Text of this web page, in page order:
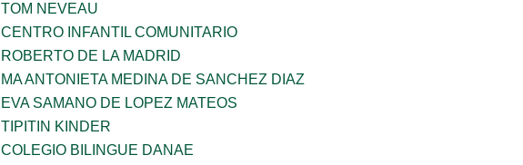
TOM NEVEAU
CENTRO INFANTIL COMUNITARIO
ROBERTO DE LA MADRID
MA ANTONIETA MEDINA DE SANCHEZ DIAZ
EVA SAMANO DE LOPEZ MATEOS
TIPITIN KINDER
COLEGIO BILINGUE DANAE